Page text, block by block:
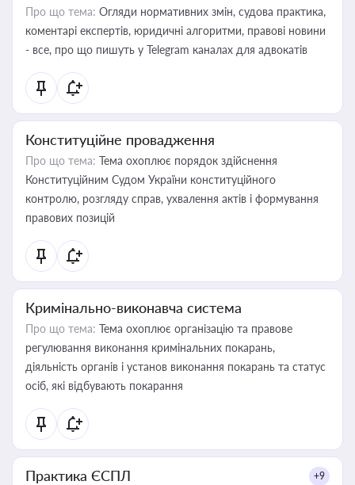
Про що тема: Огляди нормативних змін, судова практика,
коментарі експертів, юридичні алгоритми, правові новини
- все, про що пишуть у Telegram каналах для адвокатів
Конституційне провадження
Про що тема: Тема охоплює порядок здійснення
Конституційним Судом України конституційного
контролю, розгляду справ, ухвалення актів і формування
правових позицій
Кримінально-виконавча система
Про що тема: Тема охоплює організацію та правове
регулювання виконання кримінальних покарань,
діяльність органів і установ виконання покарань та статус
осіб, які відбувають покарання
Практика ЄСПЛ +9